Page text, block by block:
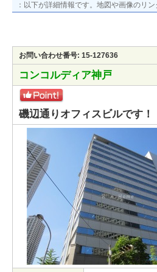
：以下が詳細情報です。地図や画像のリ
お問い合わせ番号: 15-127636
コンコルディア神戸
磯辺通りオフィスビルです！